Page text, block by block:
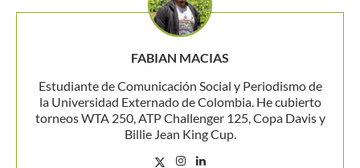
FABIAN MACIAS
Estudiante de Comunicación Social y Periodismo de
la Universidad Externado de Colombia. He cubierto
torneos WTA 250, ATP Challenger 125, Copa Davis y
Billie Jean King Cup.